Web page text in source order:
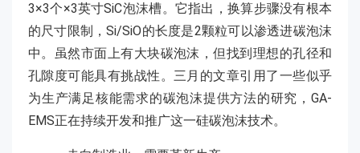
3×3个×3英寸SiC泡沫槽。它指出，换算步骤没有根本
的尺寸限制，Si/SiO的长度是2颗粒可以渗透进碳泡沫
中。虽然市面上有大块碳泡沫，但找到理想的孔径和
孔隙度可能具有挑战性。三月的文章引用了一些似乎
为生产满足核能需求的碳泡沫提供方法的研究，GA-
EMS正在持续开发和推广这一硅碳泡沫技术。